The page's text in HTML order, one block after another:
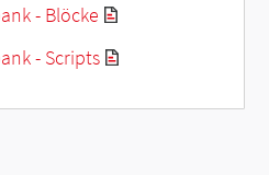
- Blöcke
- Scripts